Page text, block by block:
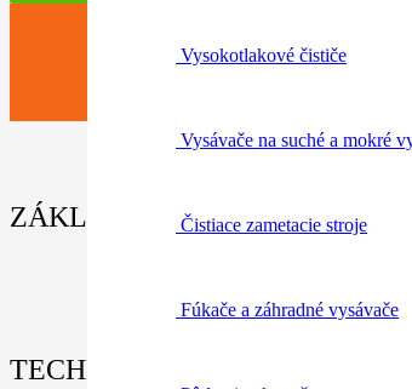
Vysokotlakové čističe
Vysávače na suché a mokré
Čistiace zametacie stroje
Fúkače a záhradné vysávače
ZÁKLADNÉ INFORMÁCIE /
TECHNICKÉ ÚDAJE: